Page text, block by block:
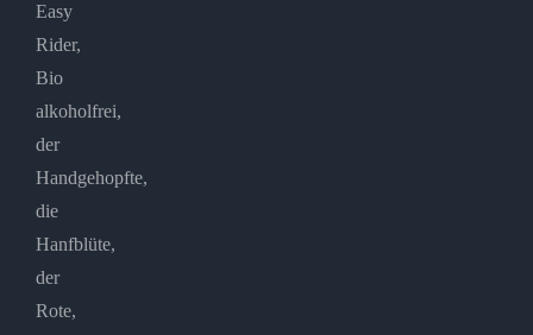
Easy
Rider,
Bio
alkoholfrei,
der
Handgehopfte,
die
Hanfblüte,
der
Rote,